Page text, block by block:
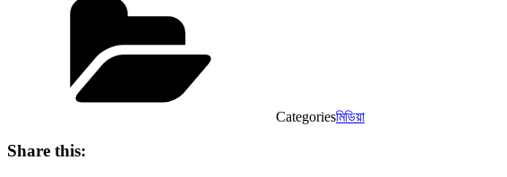
Categoriesমিডিয়া
Share this: